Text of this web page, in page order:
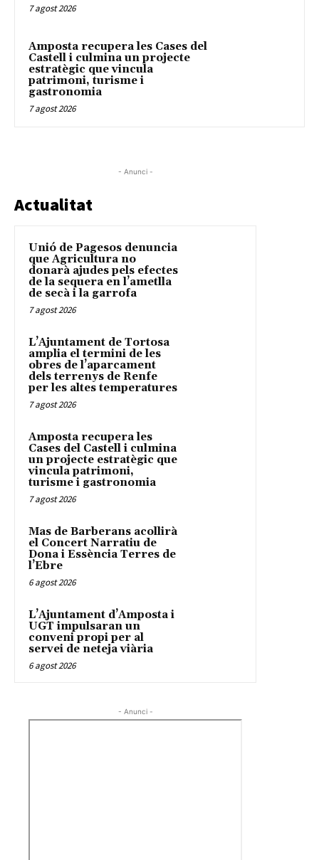
7 agost 2026
Amposta recupera les Cases del
Castell i culmina un projecte
estratègic que vincula
patrimoni, turisme i
gastronomia
7 agost 2026
- Anunci -
Actualitat
Unió de Pagesos denuncia
que Agricultura no
donarà ajudes pels efectes
de la sequera en l’ametlla
de secà i la garrofa
7 agost 2026
L’Ajuntament de Tortosa
amplia el termini de les
obres de l’aparcament
dels terrenys de Renfe
per les altes temperatures
7 agost 2026
Amposta recupera les
Cases del Castell i culmina
un projecte estratègic que
vincula patrimoni,
turisme i gastronomia
7 agost 2026
Mas de Barberans acollirà
el Concert Narratiu de
Dona i Essència Terres de
l’Ebre
6 agost 2026
L’Ajuntament d’Amposta i
UGT impulsaran un
conveni propi per al
servei de neteja viària
6 agost 2026
- Anunci -